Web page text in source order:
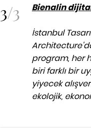
3/3 Bienalin
İstanbul
program, her
biri farklı bir
yiyecek
ekolojik,